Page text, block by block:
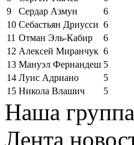
9
Сердар Азмун
6
10 Себастьян Дриусси 6
11 Отман Эль-Кабир
6
12 Алексей Миранчук 6
13 Мануэл Фернандеш 5
14 Луис Адриано
5
15 Никола Влашич 5
Наша
Лента